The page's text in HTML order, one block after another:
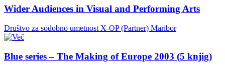
Wider Audiences in Visual and Performing Arts
Društvo za sodobno umetnost X-OP (Partner) Maribor
Blue series – The Making of Europe 2003 (5 knjig)